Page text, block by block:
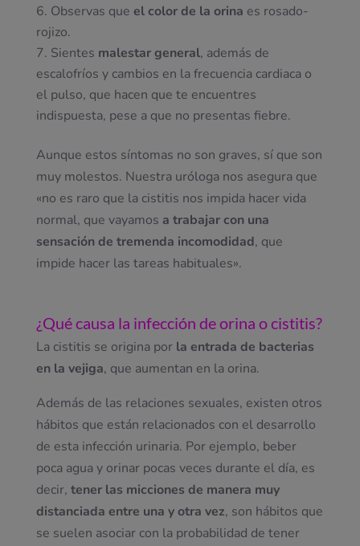
Observas que el color de la orina es rosado-
rojizo.
Sientes malestar general, además de
escalofríos y cambios en la frecuencia cardiaca o
el pulso, que hacen que te encuentres
indispuesta, pese a que no presentas fiebre.
Aunque estos síntomas no son graves, sí que son
muy molestos. Nuestra uróloga nos asegura que
«no es raro que la cistitis nos impida hacer vida
normal, que vayamos a trabajar con una
sensación de tremenda incomodidad, que
impide hacer las tareas habituales».
¿Qué causa la infección de orina o cistitis?
La cistitis se origina por la entrada de bacterias
en la vejiga, que aumentan en la orina.
Además de las relaciones sexuales, existen otros
hábitos que están relacionados con el desarrollo
de esta infección urinaria. Por ejemplo, beber
poca agua y orinar pocas veces durante el día, es
decir, tener las micciones de manera muy
distanciada entre una y otra vez, son hábitos que
se suelen asociar con la probabilidad de tener